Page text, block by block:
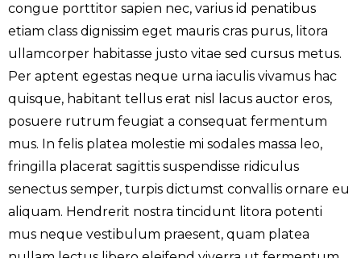
congue porttitor sapien nec, varius id penatibus
etiam class dignissim eget mauris cras purus, litora
ullamcorper habitasse justo vitae sed cursus metus.
Per aptent egestas neque urna iaculis vivamus hac
quisque, habitant tellus erat nisl lacus auctor eros,
posuere rutrum feugiat a consequat fermentum
mus. In felis platea molestie mi sodales massa leo,
fringilla placerat sagittis suspendisse ridiculus
senectus semper, turpis dictumst convallis ornare eu
aliquam. Hendrerit nostra tincidunt litora potenti
mus neque vestibulum praesent, quam platea